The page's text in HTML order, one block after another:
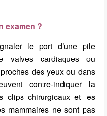
examen ?
le port d’une pile
valves cardiaques ou
des yeux ou dans
contre-indiquer la
clips chirurgicaux et les
mammaires ne sont pas